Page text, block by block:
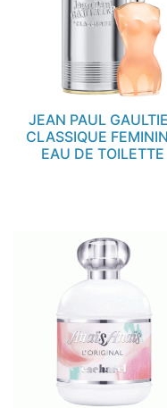
JEAN PAUL
CLASSIQUE
EAU DE TOILETTE